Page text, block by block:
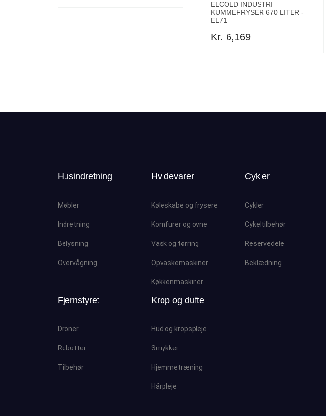
ELCOLD INDUSTRI
KUMMEFRYSER 670 LITER -
EL71
Kr. 6,169
Husindretning
Møbler
Indretning
Belysning
Overvågning
Hvidevarer
Køleskabe og frysere
Komfurer og ovne
Vask og tørring
Opvaskemaskiner
Køkkenmaskiner
Cykler
Cykler
Cykeltilbehør
Reservedele
Beklædning
Fjernstyret
Droner
Robotter
Tilbehør
Krop og dufte
Hud og kropspleje
Smykker
Hjemmetræning
Hårpleje